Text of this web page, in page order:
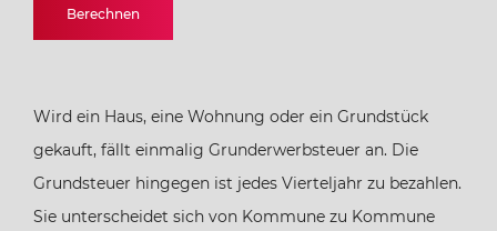
Berlin
Brandenburg
Berechnen
Wird ein Haus, eine Wohnung oder ein Grundstück
gekauft, fällt einmalig Grunderwerbsteuer an. Die
Grundsteuer hingegen ist jedes Vierteljahr zu bezahlen.
Sie unterscheidet sich von Kommune zu Kommune